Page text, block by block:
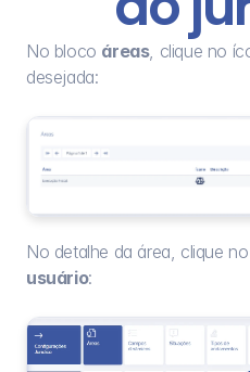
No bloco áreas, clique no
desejada:
No detalhe da área, clique
usuário: